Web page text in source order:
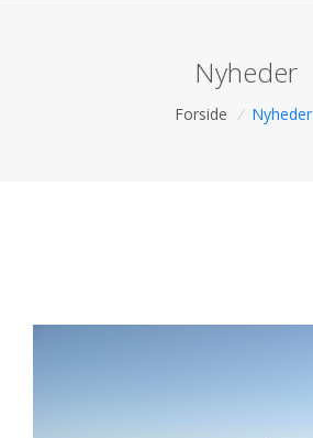
Nyheder
Forside / Nyheder